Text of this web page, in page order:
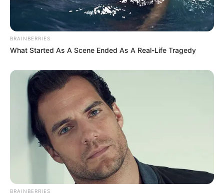
(foto: instagram/jeromepolin)
2. Saat mengisi acara seminar di Jepang
BRAINBERRIES
What Started As A Scene Ended As A Real-Life Tragedy
BRAINBERRIES